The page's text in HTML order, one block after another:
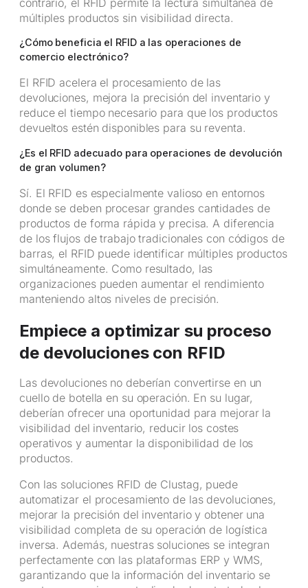
múltiples productos sin visibilidad directa.
¿Cómo beneficia el RFID a las operaciones de
comercio electrónico?
El RFID acelera el procesamiento de las
devoluciones, mejora la precisión del inventario y
reduce el tiempo necesario para que los productos
devueltos estén disponibles para su reventa.
¿Es el RFID adecuado para operaciones de devolución
de gran volumen?
Sí. El RFID es especialmente valioso en entornos
donde se deben procesar grandes cantidades de
productos de forma rápida y precisa. A diferencia
de los flujos de trabajo tradicionales con códigos de
barras, el RFID puede identificar múltiples productos
simultáneamente. Como resultado, las
organizaciones pueden aumentar el rendimiento
manteniendo altos niveles de precisión.
Empiece a optimizar su proceso
de devoluciones con RFID
Las devoluciones no deberían convertirse en un
cuello de botella en su operación. En su lugar,
deberían ofrecer una oportunidad para mejorar la
visibilidad del inventario, reducir los costes
operativos y aumentar la disponibilidad de los
productos.
Con las soluciones RFID de Clustag, puede
automatizar el procesamiento de las devoluciones,
mejorar la precisión del inventario y obtener una
visibilidad completa de su operación de logística
inversa. Además, nuestras soluciones se integran
perfectamente con las plataformas ERP y WMS,
garantizando que la información del inventario se